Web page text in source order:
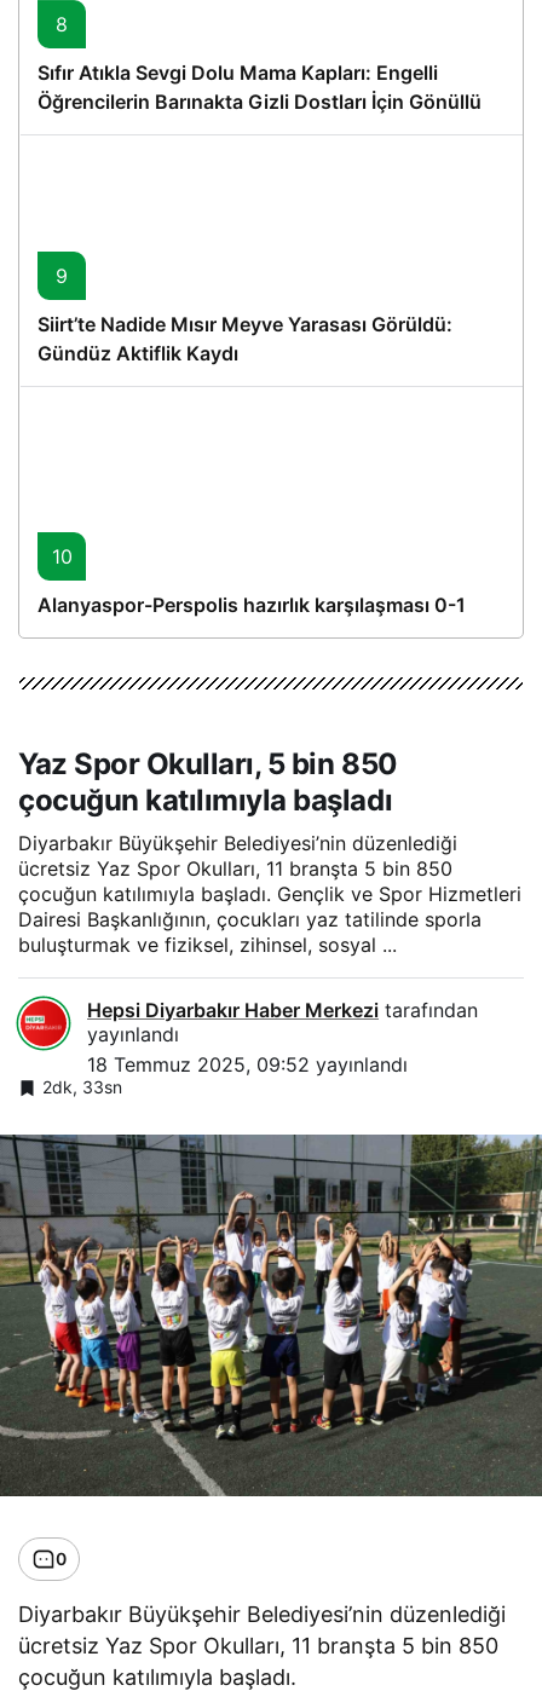
8
Sıfır Atıkla Sevgi Dolu Mama Kapları: Engelli
Öğrencilerin Barınakta Gizli Dostları İçin Gönüllü
Proje
9
Siirt’te Nadide Mısır Meyve Yarasası Görüldü:
Gündüz Aktiflik Kaydı
10
Alanyaspor-Perspolis hazırlık karşılaşması 0-1
Yaz Spor Okulları, 5 bin 850
çocuğun katılımıyla başladı
Diyarbakır Büyükşehir Belediyesi’nin düzenlediği
ücretsiz Yaz Spor Okulları, 11 branşta 5 bin 850
çocuğun katılımıyla başladı. Gençlik ve Spor Hizmetleri
Dairesi Başkanlığının, çocukları yaz tatilinde sporla
buluşturmak ve fiziksel, zihinsel, sosyal ...
Hepsi Diyarbakır Haber Merkezi tarafından
yayınlandı
18 Temmuz 2025, 09:52 yayınlandı
2dk, 33sn
0
Diyarbakır Büyükşehir Belediyesi’nin düzenlediği
ücretsiz Yaz Spor Okulları, 11 branşta 5 bin 850
çocuğun katılımıyla başladı.